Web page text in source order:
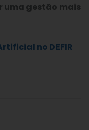
uma gestão mais